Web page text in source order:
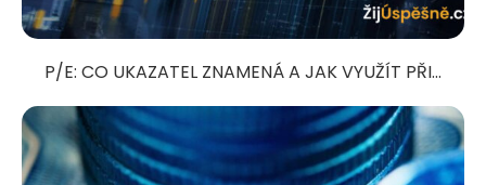
P/E: CO UKAZATEL ZNAMENÁ A JAK VYUŽÍT PŘI...